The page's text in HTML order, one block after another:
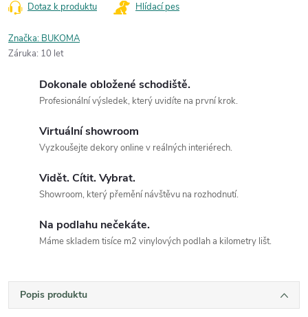
Dotaz k produktu Hlídací pes
Značka: BUKOMA
Záruka: 10 let
Dokonale obložené schodiště.
Profesionální výsledek, který uvidíte na první krok.
Virtuální showroom
Vyzkoušejte dekory online v reálných interiérech.
Vidět. Cítit. Vybrat.
Showroom, který přemění návštěvu na rozhodnutí.
Na podlahu nečekáte.
Máme skladem tisíce m2 vinylových podlah a kilometry lišt.
Popis produktu